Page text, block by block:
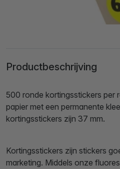
Productbeschrijving
500 ronde kortingsstickers per
papier met een permanente
kortingsstickers zijn 37 mm.
Kortingsstickers zijn stickers
marketing. Middels onze